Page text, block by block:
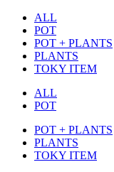
ALL
POT
POT + PLANTS
PLANTS
TOKY ITEM
ALL
POT
POT + PLANTS
PLANTS
TOKY ITEM